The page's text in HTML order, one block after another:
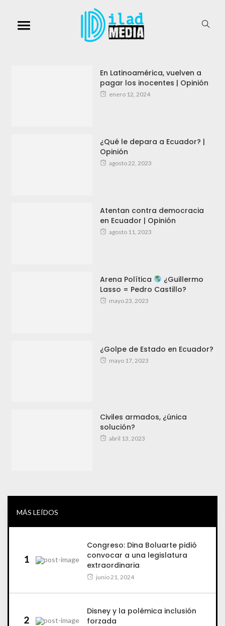
En Latinoamérica, vuelven a
pagar los inocentes | Opinión
enero 12, 2024
¿Qué le depara a Ecuador? |
Opinión
agosto 22, 2023
Atentan contra democracia
en Ecuador | Opinión
agosto 11, 2023
Arena Política
¿Guillermo
Lasso = Pedro Castillo?
mayo 23, 2023
¿Golpe de Estado en Ecuador?
mayo 17, 2023
Civiles armados, ¿única
solución?
abril 13, 2023
MÁS LEÍDOS
1
Congreso: Dina Boluarte pidió
convocar a una legislatura
extraordinaria
junio 21, 2024
2
Disney y la polémica inclusión
forzada